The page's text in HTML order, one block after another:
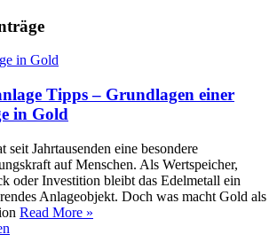
Tipps – Grundlagen einer
in Gold
seit Jahrtausenden eine besondere
auf Menschen. Als Wertspeicher,
oder Investition bleibt das Edelmetall ein
Anlageobjekt. Doch was macht Gold als
Read More »